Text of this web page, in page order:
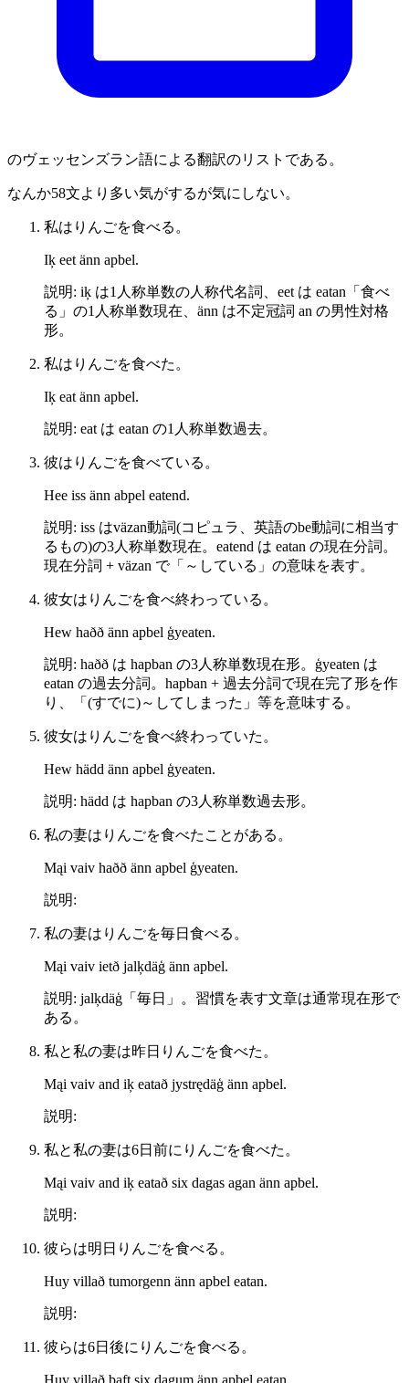
のヴェッセンズラン語による翻訳のリストである。
なんか58文より多い気がするが気にしない。
私はりんごを食べる。
Iķ eet änn apbel.
説明: iķ は1人称単数の人称代名詞、eet は eatan「食べ
る」の1人称単数現在、änn は不定冠詞 an の男性対格
形。
私はりんごを食べた。
Iķ eat änn apbel.
説明: eat は eatan の1人称単数過去。
彼はりんごを食べている。
Hee iss änn abpel eatend.
説明: iss はväzan動詞(コピュラ、英語のbe動詞に相当す
るもの)の3人称単数現在。eatend は eatan の現在分詞。
現在分詞 + väzan で「～している」の意味を表す。
彼女はりんごを食べ終わっている。
Hew haðð änn apbel ģyeaten.
説明: haðð は hapban の3人称単数現在形。ģyeaten は
eatan の過去分詞。hapban + 過去分詞で現在完了形を作
り、「(すでに)～してしまった」等を意味する。
彼女はりんごを食べ終わっていた。
Hew hädd änn apbel ģyeaten.
説明: hädd は hapban の3人称単数過去形。
私の妻はりんごを食べたことがある。
Mąi vaiv haðð änn apbel ģyeaten.
説明:
私の妻はりんごを毎日食べる。
Mąi vaiv ietð jalķdäģ änn apbel.
説明: jalķdäģ「毎日」。習慣を表す文章は通常現在形で
ある。
私と私の妻は昨日りんごを食べた。
Mąi vaiv and iķ eatað jystrędäģ änn apbel.
説明:
私と私の妻は6日前にりんごを食べた。
Mąi vaiv and iķ eatað six dagas agan änn apbel.
説明:
彼らは明日りんごを食べる。
Huy villað tumorgenn änn apbel eatan.
説明:
彼らは6日後にりんごを食べる。
Huy villað baft six dagum änn apbel eatan.